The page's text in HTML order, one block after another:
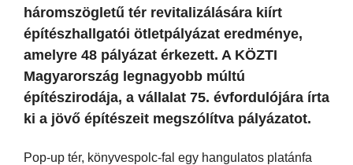
háromszögletű tér revitalizálására kiírt
építészhallgatói ötletpályázat eredménye,
amelyre 48 pályázat érkezett. A KÖZTI
Magyarország legnagyobb múltú
építészirodája, a vállalat 75. évfordulójára írta
ki a jövő építészeit megszólítva pályázatot.
Pop-up tér, könyvespolc-fal egy hangulatos platánfa